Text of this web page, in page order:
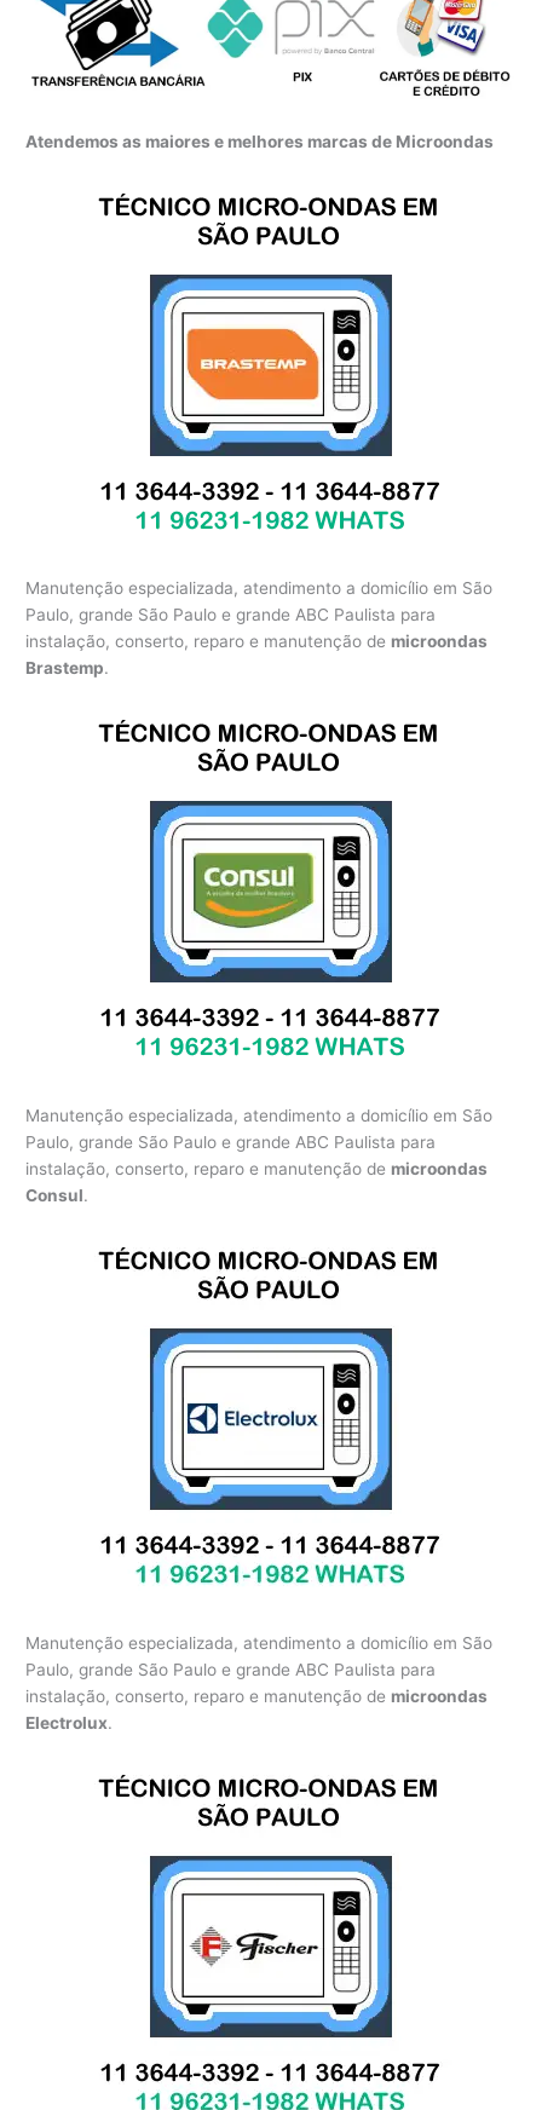
Atendemos as maiores e melhores marcas de Microondas
Manutenção especializada, atendimento a domicílio em São
Paulo, grande São Paulo e grande ABC Paulista para
instalação, conserto, reparo e manutenção de microondas
Brastemp.
Manutenção especializada, atendimento a domicílio em São
Paulo, grande São Paulo e grande ABC Paulista para
instalação, conserto, reparo e manutenção de microondas
Consul.
Manutenção especializada, atendimento a domicílio em São
Paulo, grande São Paulo e grande ABC Paulista para
instalação, conserto, reparo e manutenção de microondas
Electrolux.